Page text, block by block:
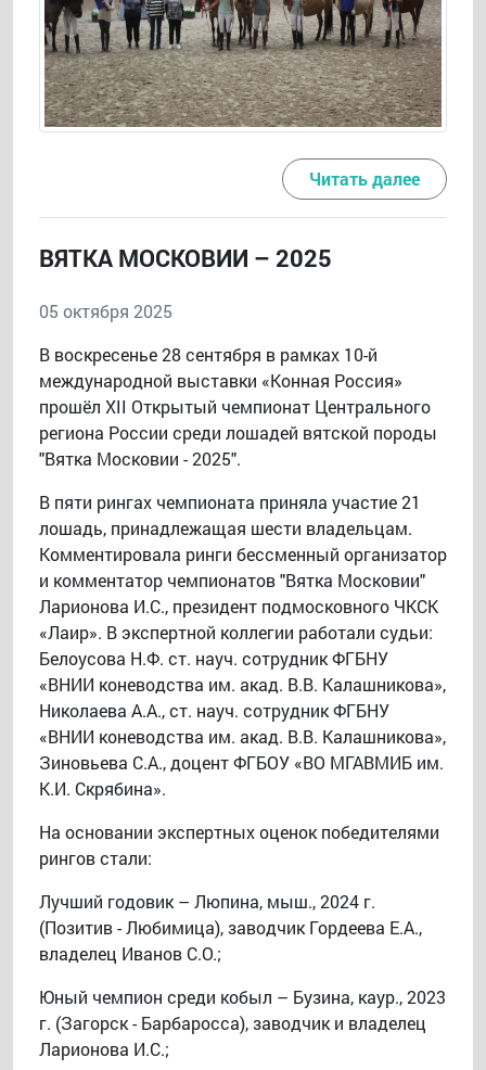
Читать далее
ВЯТКА МОСКОВИИ – 2025
05 октября 2025
В воскресенье 28 сентября в рамках 10-й
международной выставки «Конная Россия»
прошёл ХII Открытый чемпионат Центрального
региона России среди лошадей вятской породы
"Вятка Московии - 2025".
В пяти рингах чемпионата приняла участие 21
лошадь, принадлежащая шести владельцам.
Комментировала ринги бессменный организатор
и комментатор чемпионатов "Вятка Московии"
Ларионова И.С., президент подмосковного ЧКСК
«Лаир». В экспертной коллегии работали судьи:
Белоусова Н.Ф. ст. науч. сотрудник ФГБНУ
«ВНИИ коневодства им. акад. В.В. Калашникова»,
Николаева А.А., ст. науч. сотрудник ФГБНУ
«ВНИИ коневодства им. акад. В.В. Калашникова»,
Зиновьева С.А., доцент ФГБОУ «ВО МГАВМИБ им.
К.И. Скрябина».
На основании экспертных оценок победителями
рингов стали:
Лучший годовик – Люпина, мыш., 2024 г.
(Позитив - Любимица), заводчик Гордеева Е.А.,
владелец Иванов С.О.;
Юный чемпион среди кобыл – Бузина, каур., 2023
г. (Загорск - Барбаросса), заводчик и владелец
Ларионова И.С.;